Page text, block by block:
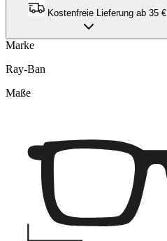
Kostenfreie Lieferung ab 35 €
Marke
Ray-Ban
Maße